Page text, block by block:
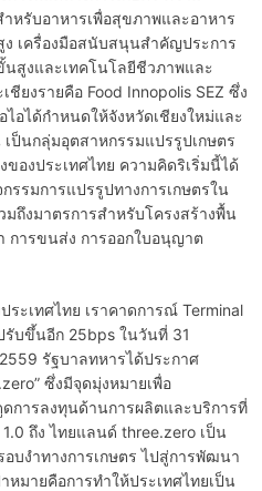
หรับอาหารเพื่อสุขภาพและอาหาร
เครื่องมือสนับสนุนสำคัญประการ
สูงและเทคโนโลยีชีวภาพและ
ชียงรายคือ Food Innopolis SEZ ซึ่ง
อได้กำหนดให้จังหวัดเชียงใหม่และ
ป็นกลุ่มอุตสาหกรรมแปรรูปเกษตร
องประเทศไทย ความคิดริเริ่มนี้ได้
รรมการแปรรูปทางการเกษตรใน
ถึงมาตรการสำหรับโครงสร้างพื้น
ารขนส่ง การออกใบอนุญาต
ะเทศไทย เราคาดการณ์ Terminal
รับขึ้นอีก 25bps ในวันที่ 31
รัฐบาลทหารได้ประกาศ
ซึ่งมีจุดมุ่งหมายเพื่อ
ดการลงทุนด้านการผลิตและบริการที่
ถึง ไทยแลนด์ three.zero เป็น
บงำทางการเกษตร ไปสู่การพัฒนา
มายคือการทำให้ประเทศไทยเป็น